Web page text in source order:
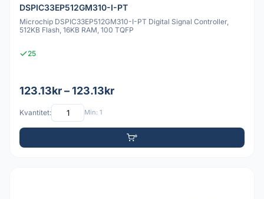
DSPIC33EP512GM310-I-PT
Microchip DSPIC33EP512GM310-I-PT Digital Signal Controller,
512KB Flash, 16KB RAM, 100 TQFP
25
123.13kr – 123.13kr
Kvantitet: Min: 1